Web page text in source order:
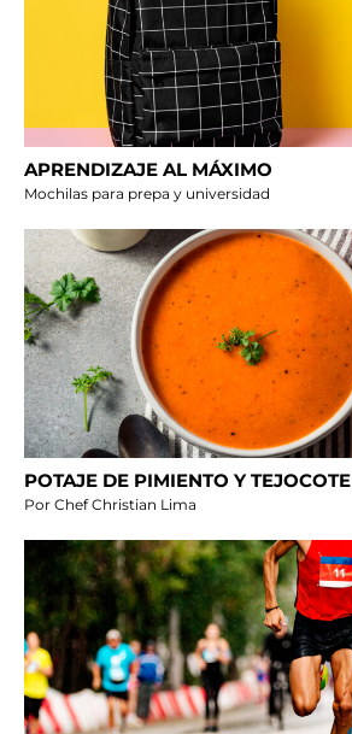
APRENDIZAJE AL MÁXIMO
Mochilas para prepa y universidad
POTAJE DE PIMIENTO Y TEJOCOTE
Por Chef Christian Lima